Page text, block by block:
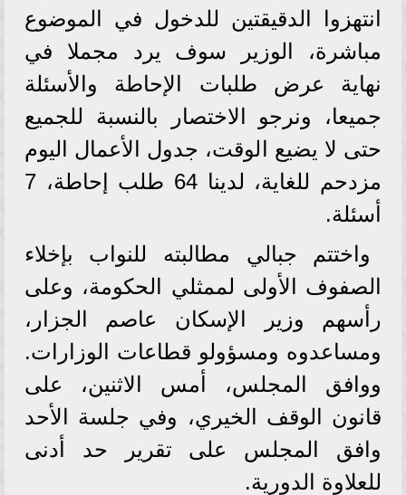
انتهزوا الدقيقتين للدخول في الموضوع
مباشرة، الوزير سوف يرد مجملا في
نهاية عرض طلبات الإحاطة والأسئلة
جميعا، ونرجو الاختصار بالنسبة للجميع
حتى لا يضيع الوقت، جدول الأعمال اليوم
مزدحم للغاية، لدينا 64 طلب إحاطة، 7
أسئلة.
واختتم جبالي مطالبته للنواب بإخلاء
الصفوف الأولى لممثلي الحكومة، وعلى
رأسهم وزير الإسكان عاصم الجزار،
ومساعدوه ومسؤولو قطاعات الوزارات.
ووافق المجلس، أمس الاثنين، على
قانون الوقف الخيري، وفي جلسة الأحد
وافق المجلس على تقرير حد أدنى
للعلاوة الدورية.